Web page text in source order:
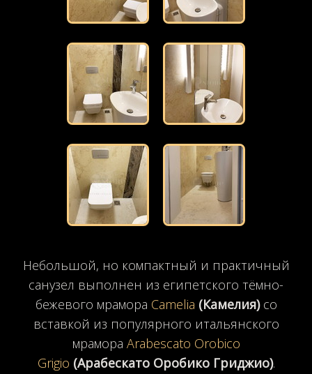
Небольшой, но компактный и практичный
санузел выполнен из египетского тёмно-
бежевого мрамора Camelia (Камелия)со
вставкой из популярного итальянского
мрамора Arabescato Orobico
Grigio (Арабескато Оробико Гриджио).